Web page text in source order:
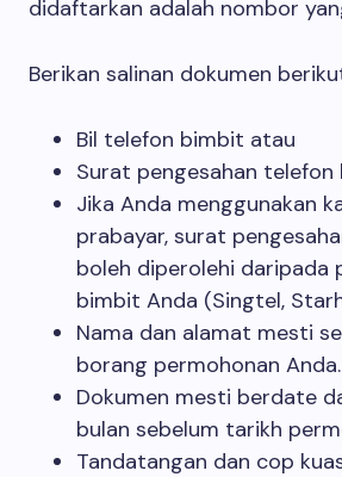
didaftarkan adalah nombor
Berikan salinan dokumen
Bil telefon bimbit atau
Surat pengesahan
Jika Anda menggunakan
prabayar, surat
boleh diperolehi daripada
bimbit Anda (Singtel,
Nama dan alamat mesti
borang permohonan Anda.
Dokumen mesti berdate
bulan sebelum tarikh
Tandatangan dan cop